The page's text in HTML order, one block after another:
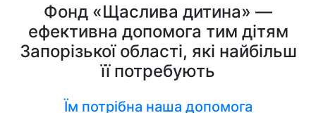
Фонд «Щаслива дитина» —
ефективна допомога тим дітям
Запорізької області, які найбільш
її потребують
Їм потрібна наша допомога